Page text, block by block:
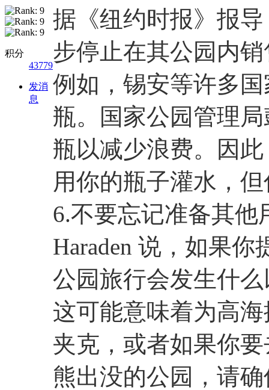
积分
43779
发消
息
据《纽约时报》报
步停止在其公园内
例如，锡安等许多
瓶。国家公园管理
瓶以减少浪费。因
用你的瓶子灌水，
​6.不要忘记准备其
Haraden 说，如果
公园旅行会发生什
这可能意味着为高
夹克，或者如果你
熊出没的公园，请